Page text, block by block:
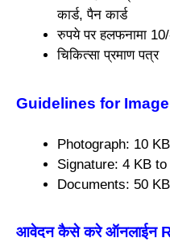
कार्ड, पैन कार्ड
रुपये पर हलफनामा
चिकित्सा प्रमाण पत्र
Guidelines for
Photograph: 10
Signature: 4 KB to
Documents: 50
आवेदन कैसे करे ऑनलाईन